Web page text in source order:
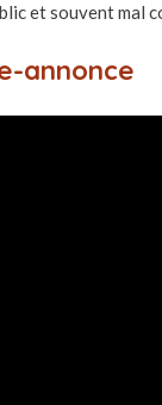
et souvent mal
annonce